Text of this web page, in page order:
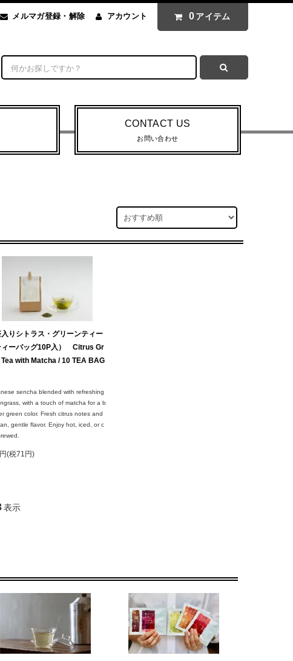
メルマガ登録・解除 アカウント 0 アイテム
CONTACT US
お問い合わせ
りシトラス・グリーンティー
ィーバッグ10P入） Citrus Gr
with Matcha / 10 TEA BAG
sencha blended with refreshing
with a touch of matcha for a b
green color. Fresh citrus notes and
gentle flavor. Enjoy hot, iced, or c
(税71円)
表示